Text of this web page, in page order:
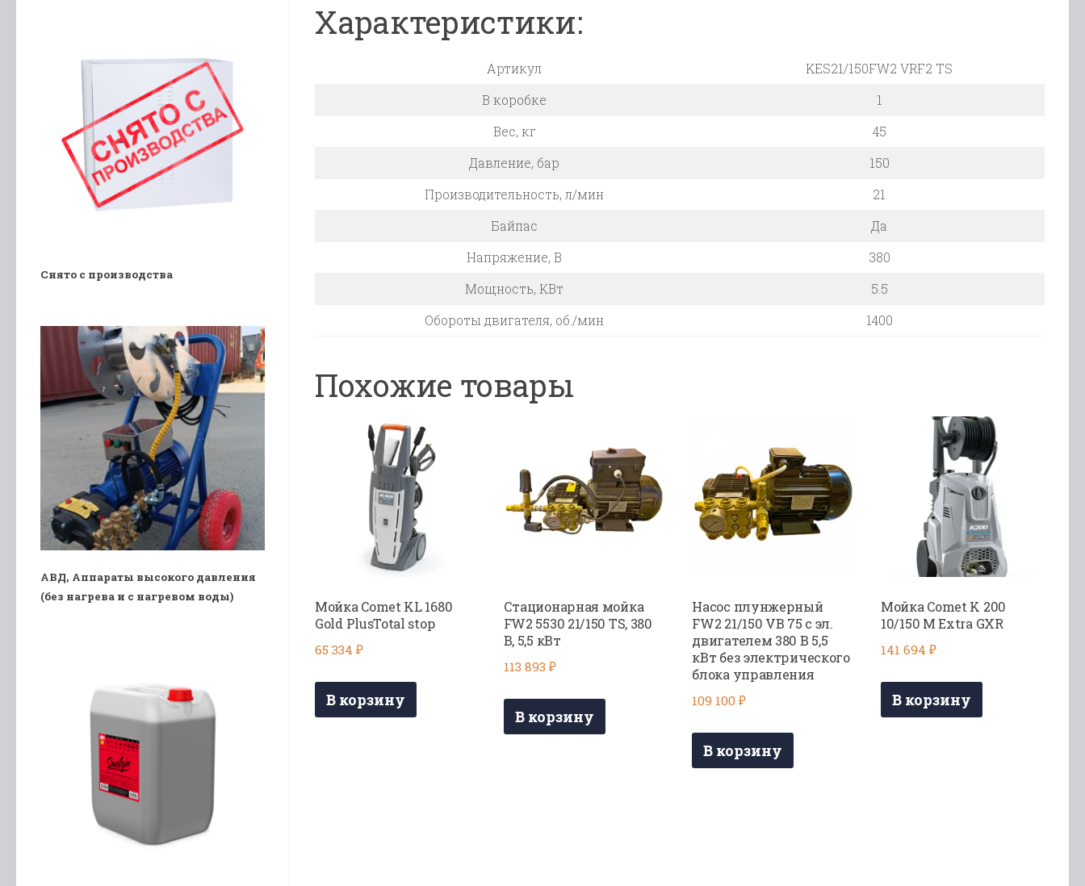
Характеристики:
Артикул
KES21/150FW2 VRF2 TS
В коробке
1
Вес, кг
45
Давление, бар
150
Производительность, л/мин
21
Байпас
Да
Напряжение, В
380
Мощность, КВт
5.5
Обороты двигателя, об./мин
1400
Похожие товары
Мойка Comet KL 1680
Gold PlusTotal stop
65 334 ₽
В корзину
Стационарная мойка
FW2 5530 21/150 TS, 380
В, 5,5 кВт
113 893 ₽
В корзину
Насос плунжерный
FW2 21/150 VB 75 с эл.
двигателем 380 В 5,5
кВт без электрического
блока управления
109 100₽
В корзину
Мойка Comet K 200
10/150 M Extra GXR
141 694₽
В корзину
Снято с производства
АВД, Аппараты высокого давления
(без нагрева и с нагревом воды)